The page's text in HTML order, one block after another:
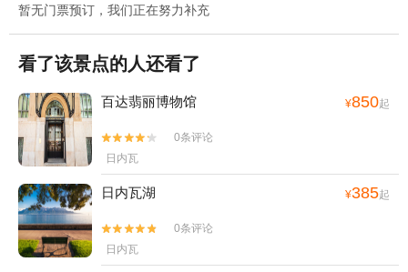
暂无门票预订，我们正在努力补充
看了该景点的人还看了
百达翡丽博物馆 ¥850起


0条评论
日内瓦
日内瓦湖 ¥385起


0条评论
日内瓦